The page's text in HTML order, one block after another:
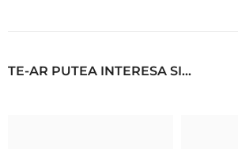
TE-AR PUTEA INTERESA SI...